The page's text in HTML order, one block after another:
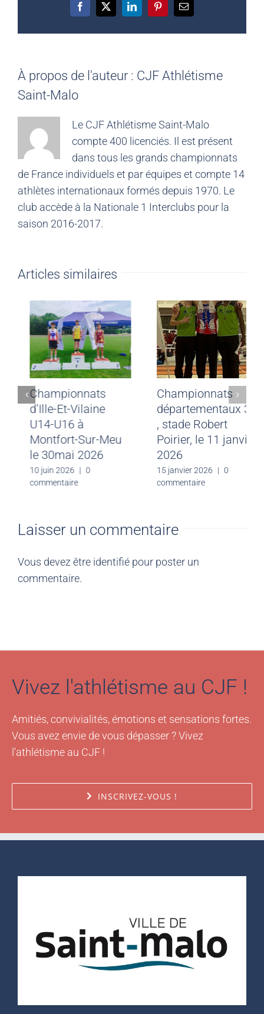
Facebook
X LinkedInPinterestEmail
À propos de l'auteur : CJF Athlétisme
Saint-Malo
Le CJF Athlétisme Saint-Malo
compte 400 licenciés. Il est présent
dans tous les grands championnats
de France individuels et par équipes et compte 14
athlètes internationaux formés depuis 1970. Le
club accède à la Nationale 1 Interclubs pour la
saison 2016-2017.
Articles similaires
du
des 13 et
2026
|
0
Championnats
d’Ille-Et-Vilaine
U14-U16 à
Montfort-Sur-Meu
le 30mai 2026
0
commentaire
Laisser un commentaire
Vous devez être identifié pour poster un
commentaire.
Vivez l'athlétisme au CJF !
Amitiés, convivialités, émotions et sensations fortes.
Vous avez envie de vous dépasser ? Vivez
l'athlétisme au CJF !
INSCRIVEZ-VOUS !